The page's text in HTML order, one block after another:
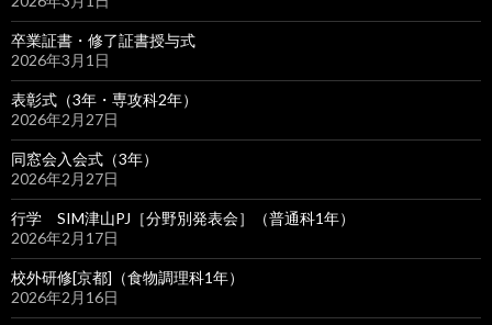
卒業証書・修了証書授与式
2026年3月1日
表彰式（3年・専攻科2年）
2026年2月27日
同窓会入会式（3年）
2026年2月27日
行学 SIM津山PJ［分野別発表会］（普通科1年）
2026年2月17日
校外研修[京都]（食物調理科1年）
2026年2月16日